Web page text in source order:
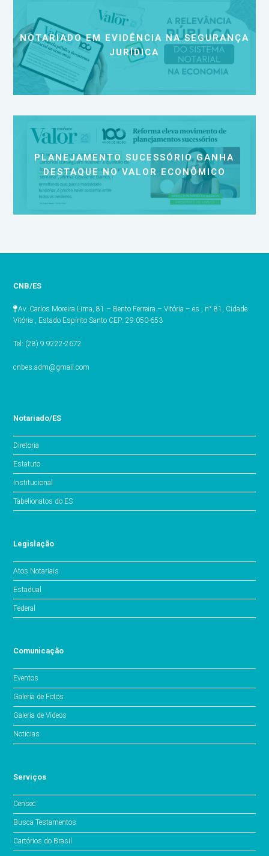
NOTARIADO EM EVIDÊNCIA NA SEGURANÇA
JURÍDICA
PLANEJAMENTO SUCESSÓRIO GANHA
DESTAQUE NO VALOR ECONÔMICO
CNB/ES
Av. Carlos Moreira Lima, 81 – Bento Ferreira – Vitória – es , n° 81, Cidade
Vitória , Estado Espírito Santo CEP: 29.050-653
Tel: (28) 9.9222-2672
cnbes.adm@gmail.com
Notariado/ES
Diretoria
Estatuto
Institucional
Tabelionatos do ES
Legislação
Atos Notariais
Estadual
Federal
Comunicação
Eventos
Galeria de Fotos
Galeria de Vídeos
Notícias
Serviços
Censec
Busca Testamentos
Cartórios do Brasil